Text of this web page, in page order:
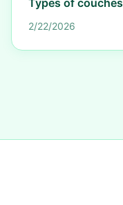
Types of couches
2/22/2026